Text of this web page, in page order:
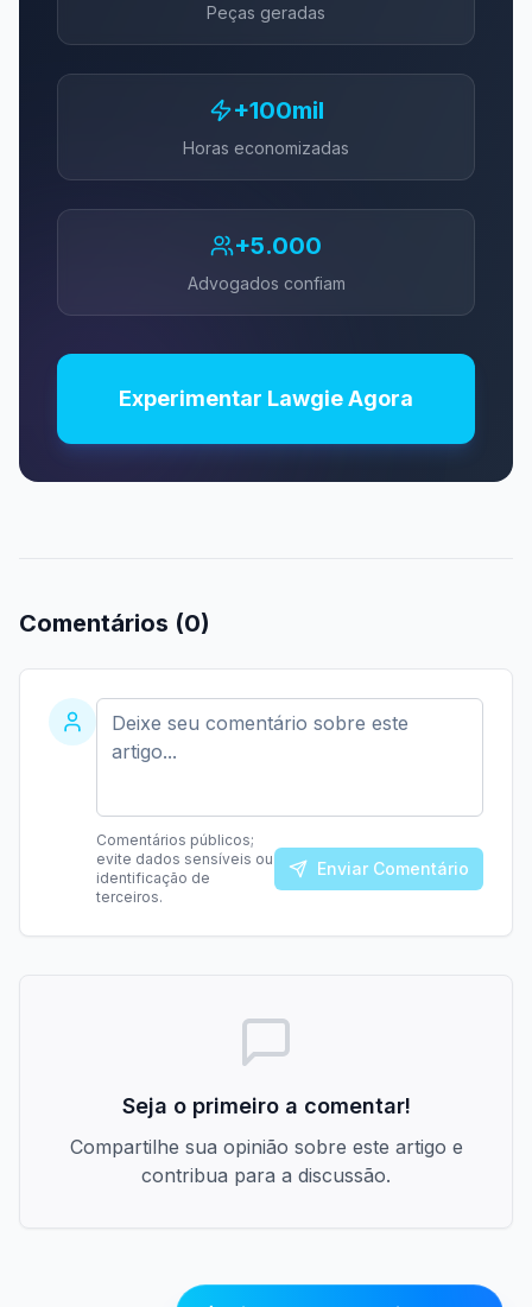
Peças geradas
+100mil
Horas economizadas
+5.000
Advogados confiam
Experimentar Lawgie Agora
Comentários (0)
Comentários públicos;
evite dados sensíveis ou
identificação de
terceiros.
Enviar Comentário
Seja o primeiro a comentar!
Compartilhe sua opinião sobre este artigo e
contribua para a discussão.